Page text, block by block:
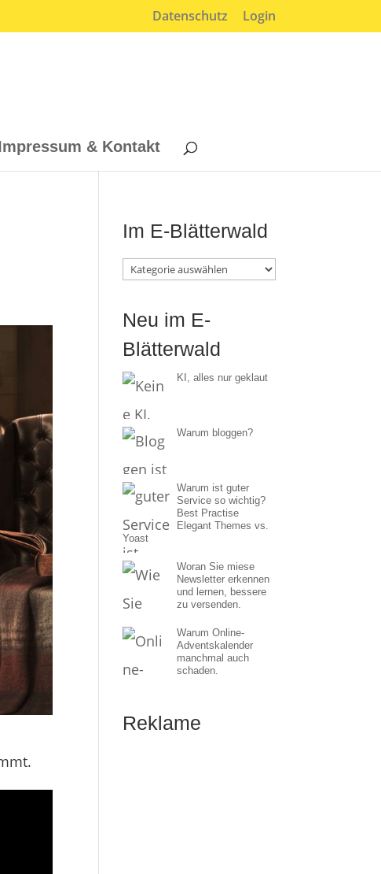
Datenschutz Login
& Kontakt
Im E-Blätterwald
Im
Blätterwald
Neu im E-
Blätterwald
KI, alles nur geklaut
Warum bloggen?
Warum ist guter
Service so wichtig?
Best Practise
Elegant Themes vs.
Yoast
Woran Sie miese
Newsletter erkennen
und lernen, bessere
zu versenden.
Warum Online-
Adventskalender
manchmal auch
schaden.
Reklame